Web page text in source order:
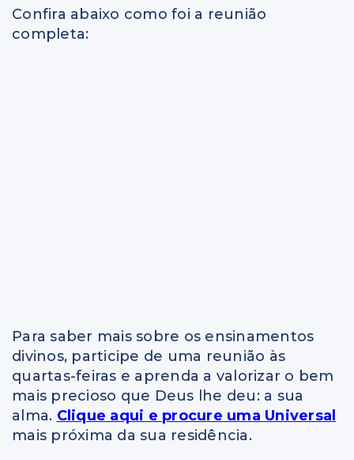
Confira abaixo como foi a reunião
completa:
Para saber mais sobre os ensinamentos
divinos, participe de uma reunião às
quartas-feiras e aprenda a valorizar o bem
mais precioso que Deus lhe deu: a sua
alma. Clique aqui e procure uma Universal
mais próxima da sua residência.